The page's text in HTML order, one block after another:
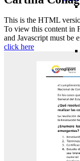
This is the HTML
To view this content in
and Javascript must be
click here